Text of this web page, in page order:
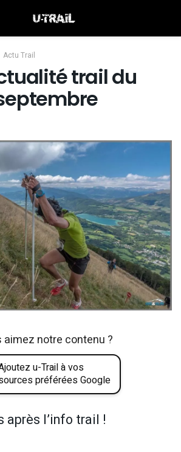
Actu Trail
trail du
aimez notre contenu ?
u-Trail à vos
préférées Google
après l’info trail !